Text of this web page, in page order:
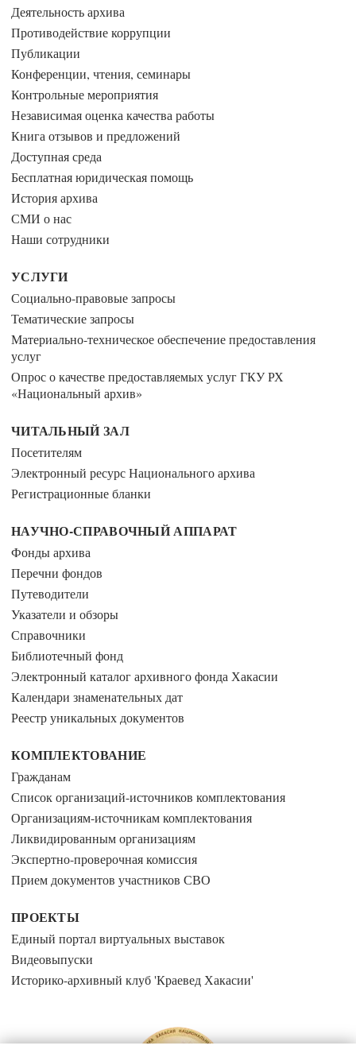
Деятельность архива
Противодействие коррупции
Публикации
Конференции, чтения, семинары
Контрольные мероприятия
Независимая оценка качества работы
Книга отзывов и предложений
Доступная среда
Бесплатная юридическая помощь
История архива
СМИ о нас
Наши сотрудники
УСЛУГИ
Социально-правовые запросы
Тематические запросы
Материально-техническое обеспечение предоставления
услуг
Опрос о качестве предоставляемых услуг ГКУ РХ
«Национальный архив»
ЧИТАЛЬНЫЙ ЗАЛ
Посетителям
Электронный ресурс Национального архива
Регистрационные бланки
НАУЧНО-СПРАВОЧНЫЙ АППАРАТ
Фонды архива
Перечни фондов
Путеводители
Указатели и обзоры
Справочники
Библиотечный фонд
Электронный каталог архивного фонда Хакасии
Календари знаменательных дат
Реестр уникальных документов
КОМПЛЕКТОВАНИЕ
Гражданам
Список организаций-источников комплектования
Организациям-источникам комплектования
Ликвидированным организациям
Экспертно-проверочная комиссия
Прием документов участников СВО
ПРОЕКТЫ
Единый портал виртуальных выставок
Видеовыпуски
Историко-архивный клуб 'Краевед Хакасии'